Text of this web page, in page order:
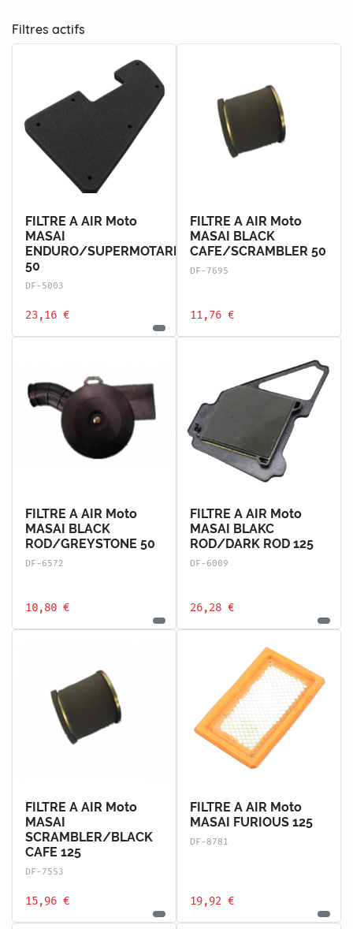
Filtres actifs
FILTRE A AIR Moto
MASAI
ENDURO/SUPERMOTARD
50
DF-5003
23,16 €
FILTRE A AIR Moto
MASAI BLACK
CAFE/SCRAMBLER 50
DF-7695
11,76 €
FILTRE A AIR Moto
MASAI BLACK
ROD/GREYSTONE 50
DF-6572
10,80 €
FILTRE A AIR Moto
MASAI BLAKC
ROD/DARK ROD 125
DF-6009
26,28 €
FILTRE A AIR Moto
MASAI
SCRAMBLER/BLACK
CAFE 125
DF-7553
15,96 €
FILTRE A AIR Moto
MASAI FURIOUS 125
DF-8781
19,92 €